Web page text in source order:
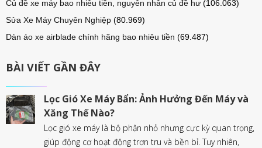
Củ đề xe máy bao nhiêu tiền, nguyên nhân củ đề hư (106.063)
Sửa Xe Máy Chuyên Nghiệp (80.969)
Dàn áo xe airblade chính hãng bao nhiêu tiền (69.487)
BÀI VIẾT GẦN ĐÂY
Lọc Gió Xe Máy Bẩn: Ảnh Hưởng Đến Máy và
Xăng Thế Nào?
Lọc gió xe máy là bộ phận nhỏ nhưng cực kỳ quan trọng,
giúp động cơ hoạt động trơn tru và bền bỉ. Tuy nhiên,